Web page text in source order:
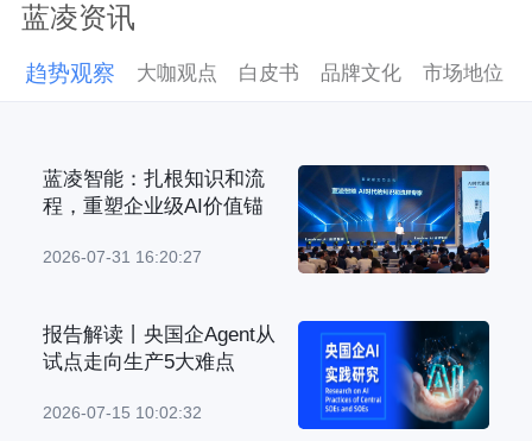
蓝凌资讯
趋势观察 大咖观点 白皮书 品牌文化 市场地位
蓝凌智能：扎根知识和流
程，重塑企业级AI价值锚
2026-07-31 16:20:27
报告解读丨央国企Agent从
试点走向生产5大难点
2026-07-15 10:02:32